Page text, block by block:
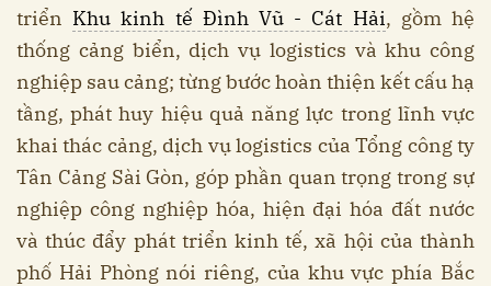
triển Khu kinh tế Đình Vũ - Cát Hải, gồm hệ
thống cảng biển, dịch vụ logistics và khu công
nghiệp sau cảng; từng bước hoàn thiện kết cấu hạ
tầng, phát huy hiệu quả năng lực trong lĩnh vực
khai thác cảng, dịch vụ logistics của Tổng công ty
Tân Cảng Sài Gòn, góp phần quan trọng trong sự
nghiệp công nghiệp hóa, hiện đại hóa đất nước
và thúc đẩy phát triển kinh tế, xã hội của thành
phố Hải Phòng nói riêng, của khu vực phía Bắc